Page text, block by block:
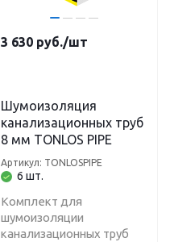
3 630 руб./шт
Шумоизоляция
канализационных труб
8 мм TONLOS PIPE
6 шт.
Артикул: TONLOSPIPE
Комплект для
шумоизоляции
канализационных труб